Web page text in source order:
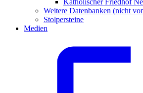
Katholischer Friedhof
Weitere Datenbanken (nicht
Stolpersteine
Medien